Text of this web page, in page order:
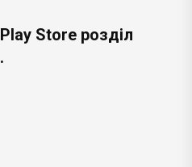
Store розділ